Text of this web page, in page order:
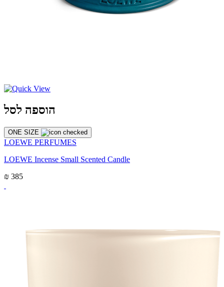
הוספה לסל
ONE SIZE
LOEWE PERFUMES
LOEWE Incense Small Scented Candle
₪ 385